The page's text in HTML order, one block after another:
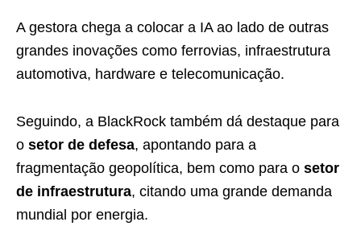
A gestora chega a colocar a IA ao lado de outras
grandes inovações como ferrovias, infraestrutura
automotiva, hardware e telecomunicação.
Seguindo, a BlackRock também dá destaque para
o setor de defesa, apontando para a
fragmentação geopolítica, bem como para o setor
de infraestrutura, citando uma grande demanda
mundial por energia.